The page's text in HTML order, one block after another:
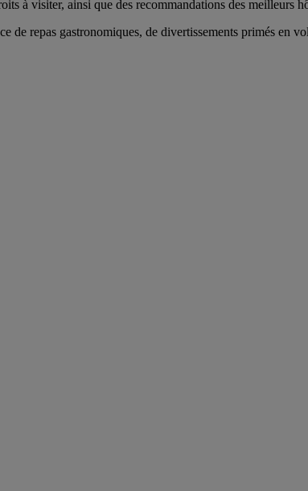
à visiter, ainsi que des recommandations des meilleurs
repas gastronomiques, de divertissements primés en